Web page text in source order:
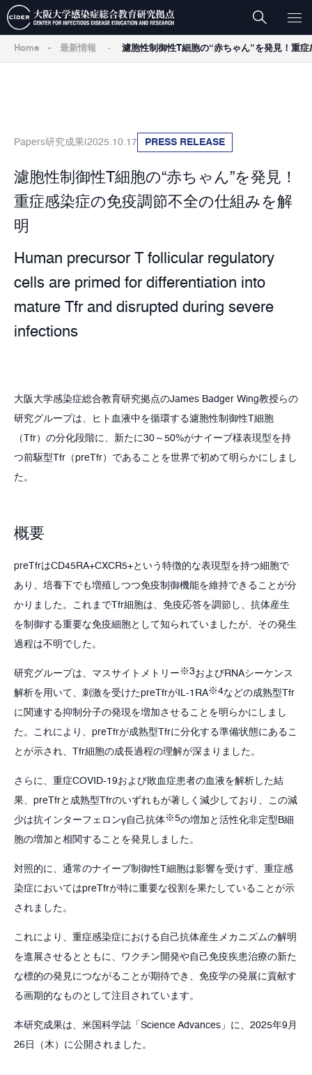
Home - 最新情報 - 濾胞性制御性T細胞の“赤ちゃん”を発見！重
Papers研究成果 2025.10.17 PRESS RELEASE
濾胞性制御性T細胞の“赤ちゃん”を発見！
重症感染症の免疫調節不全の仕組みを解
明
Human precursor T follicular regulatory
cells are primed for differentiation into
mature Tfr and disrupted during severe
infections
大阪大学感染症総合教育研究拠点のJames Badger Wing教授らの
研究グループは、ヒト血液中を循環する濾胞性制御性T細胞
（Tfr）の分化段階に、新たに30～50%がナイーブ様表現型を持
つ前駆型Tfr（preTfr）であることを世界で初めて明らかにしまし
た。
概要
preTfrはCD45RA+CXCR5+という特徴的な表現型を持つ細胞で
あり、培養下でも増殖しつつ免疫制御機能を維持できることが分
かりました。これまでTfr細胞は、免疫応答を調節し、抗体産生
を制御する重要な免疫細胞として知られていましたが、その発生
過程は不明でした。
研究グループは、マスサイトメトリー ※3およびRNAシーケンス
解析を用いて、刺激を受けたpreTfrがIL-1RA※4などの成熟型Tfr
に関連する抑制分子の発現を増加させることを明らかにしまし
た。これにより、preTfrが成熟型Tfrに分化する準備状態にあるこ
とが示され、Tfr細胞の成長過程の理解が深まりました。
さらに、重症COVID-19および敗血症患者の血液を解析した結
果、preTfrと成熟型Tfrのいずれもが著しく減少しており、この減
少は抗インターフェロンγ自己抗体※5の増加と活性化非定型B細
胞の増加と相関することを発見しました。
対照的に、通常のナイーブ制御性T細胞は影響を受けず、重症感
染症においてはpreTfrが特に重要な役割を果たしていることが示
されました。
これにより、重症感染症における自己抗体産生メカニズムの解明
を進展させるとともに、ワクチン開発や自己免疫疾患治療の新た
な標的の発見につながることが期待でき、免疫学の発展に貢献す
る画期的なものとして注目されています。
本研究成果は、米国科学誌「Science Advances」に、2025年9月
26日（木）に公開されました。